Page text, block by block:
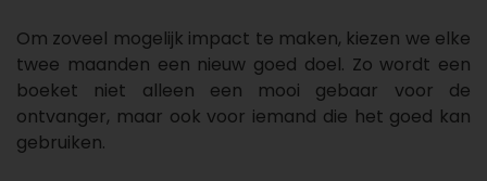
Om zoveel mogelijk impact te maken, kiezen we elke
twee maanden een nieuw goed doel. Zo wordt een
boeket niet alleen een mooi gebaar voor de
ontvanger, maar ook voor iemand die het goed kan
gebruiken.